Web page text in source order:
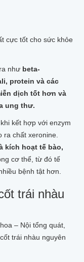
cực tốt cho sức khỏe
như beta-
protein và các
dịch tốt hơn và
ung thư.
kết hợp với enzym
ra chất xeronine.
kích hoạt tế bào,
cơ thể, từ đó tế
bệnh tật hơn.
trái nhàu
– Nội tổng quát,
trái nhàu nguyên